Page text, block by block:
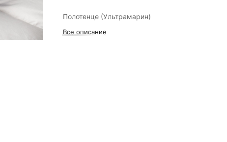
Полотенце (Ультрамарин)
Все описание